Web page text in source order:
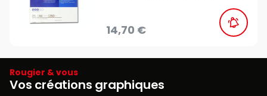
14,70 €
Rougier & vous
Vos créations graphiques